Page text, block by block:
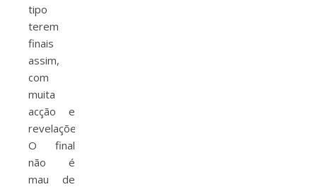
tipo
terem
finais
assim,
com
muita
acção e
revelações.
O final
não é
mau de